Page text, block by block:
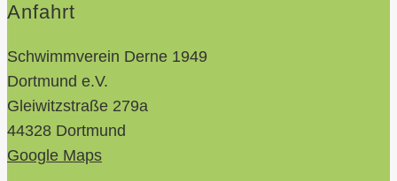
Anfahrt
Schwimmverein Derne 1949
Dortmund e.V.
Gleiwitzstraße 279a
44328 Dortmund
Google Maps